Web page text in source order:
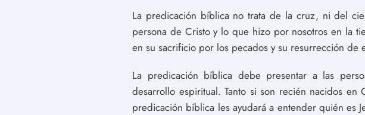
La predicación bíblica no trata de la cruz, ni del
persona de Cristo y lo que hizo por nosotros en la
en su sacrificio por los pecados y su resurrección de
La predicación bíblica debe presentar a las
desarrollo espiritual. Tanto si son recién nacidos
predicación bíblica les ayudará a entender quién es